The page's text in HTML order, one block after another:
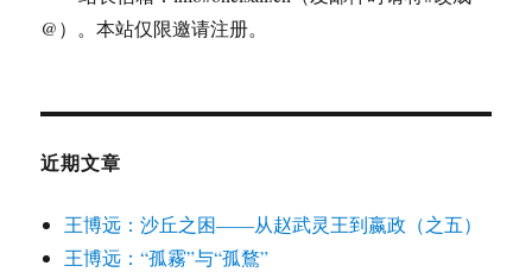
@）。本站仅限邀请注册。
近期文章
王博远：沙丘之困——从赵武灵王到嬴政（之五）
王博远：“孤霧”与“孤鶩”